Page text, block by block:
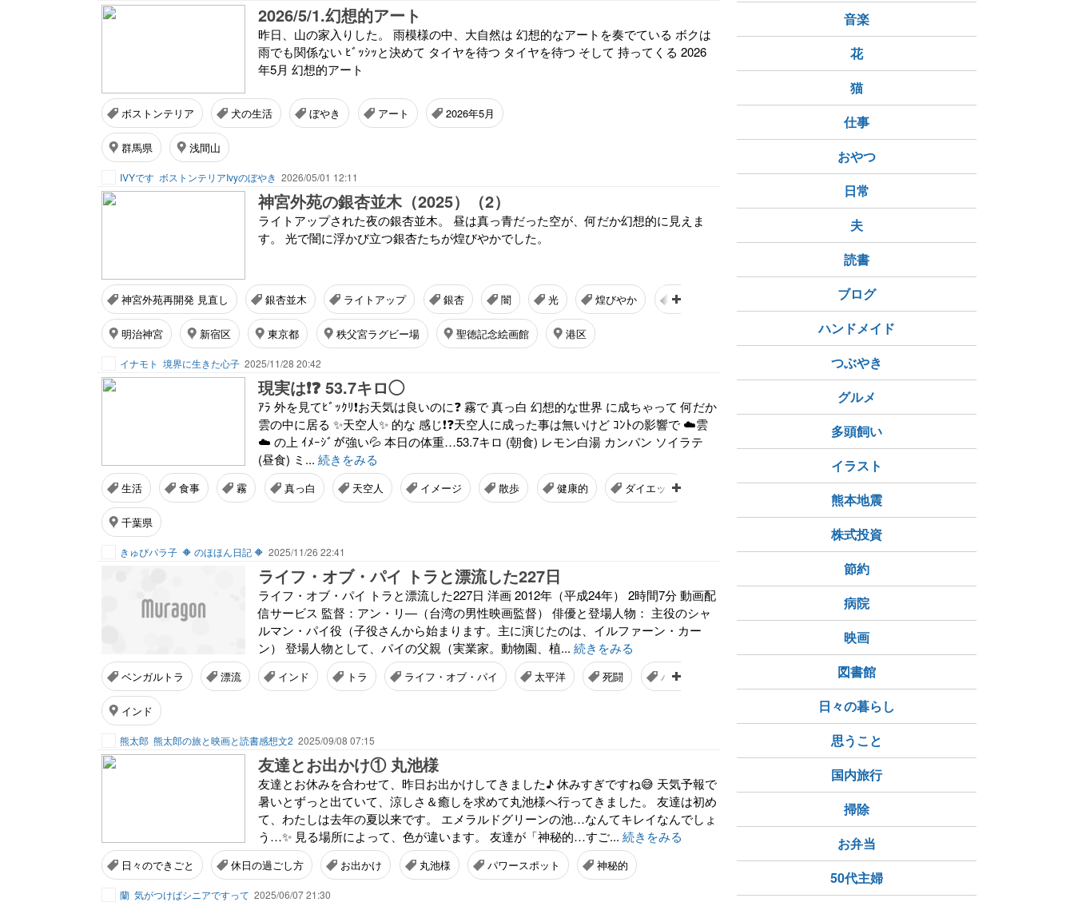
2026/5/1.幻想的アート
昨日、山の家入りした。 雨模様の中、大自然は 幻想的なアートを奏でている ボクは
雨でも関係ない ﾋﾞｯｼｯと決めて タイヤを待つ タイヤを待つ そして 持ってくる 2026
年5月 幻想的アート
ボストンテリア 犬の生活 ぼやき アート 2026年5月
群馬県 浅間山
IVYです ボストンテリアIvyのぼやき 2026/05/01 12:11
神宮外苑の銀杏並木（2025）（2）
ライトアップされた夜の銀杏並木。 昼は真っ青だった空が、何だか幻想的に見えま
す。 光で闇に浮かび立つ銀杏たちが煌びやかでした。
神宮外苑再開発 見直し 銀杏並木 ライトアップ 銀杏 闇 光 煌びやか 心子、もろもろ
明治神宮 新宿区 東京都 秩父宮ラグビー場 聖徳記念絵画館 港区
イナモト 境界に生きた心子 2025/11/28 20:42
現実は❗❓ 53.7キロ◯
ｱﾗ 外を見てﾋﾞｯｸﾘ❗お天気は良いのに❓ 霧で 真っ白 幻想的な世界 に成ちゃって 何だか
雲の中に居る ✨天空人✨ 的な 感じ❗❓天空人に成った事は無いけど ｺﾝﾄの影響で ☁️雲
☁️ の上 ｲﾒｰｼﾞが強い💦 本日の体重…53.7キロ (朝食) レモン白湯 カンパン ソイラテ
(昼食) ミ... 続きをみる
生活 食事 霧 真っ白 天空人 イメージ 散歩 健康的 ダイエット
千葉県
きゅぴパラ子 🔶 のほほん日記 🔶 2025/11/26 22:41
ライフ・オブ・パイ トラと漂流した227日
ライフ・オブ・パイ トラと漂流した227日 洋画 2012年（平成24年） 2時間7分 動画配
信サービス 監督：アン・リ―（台湾の男性映画監督） 俳優と登場人物： 主役のシャ
ルマン・パイ役（子役さんから始まります。主に演じたのは、イルファーン・カー
ン） 登場人物として、パイの父親（実業家。動物園、植... 続きをみる
ベンガルトラ 漂流 インド トラ ライフ・オブ・パイ 太平洋 死闘 パニック映画
インド
熊太郎 熊太郎の旅と映画と読書感想文2 2025/09/08 07:15
友達とお出かけ① 丸池様
友達とお休みを合わせて、昨日お出かけしてきました♪ 休みすぎですね😅 天気予報で
暑いとずっと出ていて、涼しさ＆癒しを求めて丸池様へ行ってきました。 友達は初め
て、わたしは去年の夏以来です。 エメラルドグリーンの池…なんてキレイなんでしょ
う…✨ 見る場所によって、色が違います。 友達が「神秘的…すご... 続きをみる
日々のできごと 休日の過ごし方 お出かけ 丸池様 パワースポット 神秘的
蘭 気がつけばシニアですって 2025/06/07 21:30
音楽
花
猫
仕事
おやつ
日常
夫
読書
ブログ
ハンドメイド
つぶやき
グルメ
多頭飼い
イラスト
熊本地震
株式投資
節約
病院
映画
図書館
日々の暮らし
思うこと
国内旅行
掃除
お弁当
50代主婦